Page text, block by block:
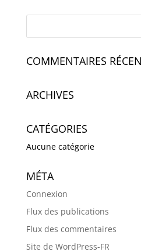
COMMENTAIRES
ARCHIVES
CATÉGORIES
Aucune catégorie
MÉTA
Connexion
Flux des publications
Flux des commentaires
Site de WordPress-FR